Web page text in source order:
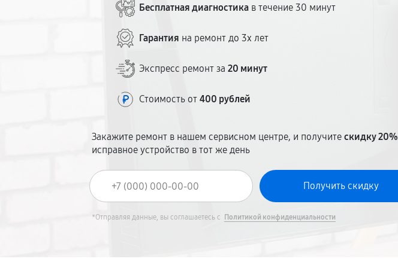
Бесплатная диагностика в течение 30 минут
Гарантия на ремонт до 3х лет
Экспресс ремонт за20 минут
Стоимость от400 рублей
Закажите ремонт в нашем сервисном центре, и получитескидку 20%
исправное устройство в тот же день
*Отправляя данные, вы соглашаетесь с Политикой конфиденциальности